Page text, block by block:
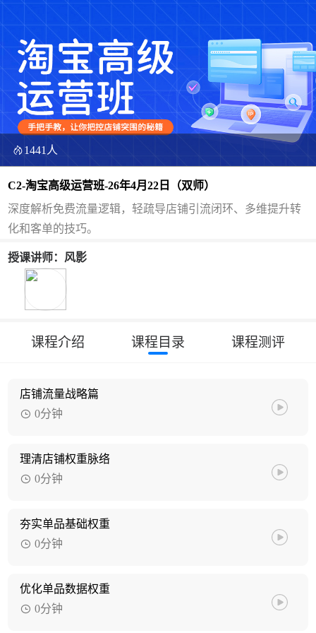
1441人
C2-淘宝高级运营班-26年4月22日（双师）
深度解析免费流量逻辑，轻疏导店铺引流闭环、多维提升转
化和客单的技巧。
授课讲师：风影
课程介绍 课程目录 课程测评
店铺流量战略篇
0分钟
理清店铺权重脉络
0分钟
夯实单品基础权重
0分钟
优化单品数据权重
0分钟